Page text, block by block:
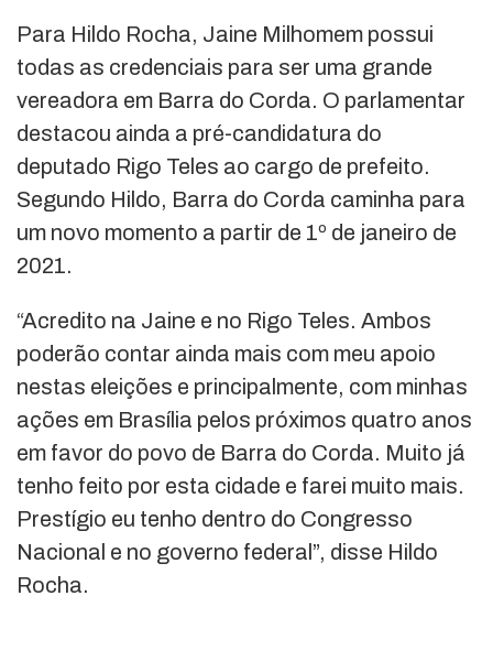
Para Hildo Rocha, Jaine Milhomem possui
todas as credenciais para ser uma grande
vereadora em Barra do Corda. O parlamentar
destacou ainda a pré-candidatura do
deputado Rigo Teles ao cargo de prefeito.
Segundo Hildo, Barra do Corda caminha para
um novo momento a partir de 1º de janeiro de
2021.
“Acredito na Jaine e no Rigo Teles. Ambos
poderão contar ainda mais com meu apoio
nestas eleições e principalmente, com minhas
ações em Brasília pelos próximos quatro anos
em favor do povo de Barra do Corda. Muito já
tenho feito por esta cidade e farei muito mais.
Prestígio eu tenho dentro do Congresso
Nacional e no governo federal”, disse Hildo
Rocha.